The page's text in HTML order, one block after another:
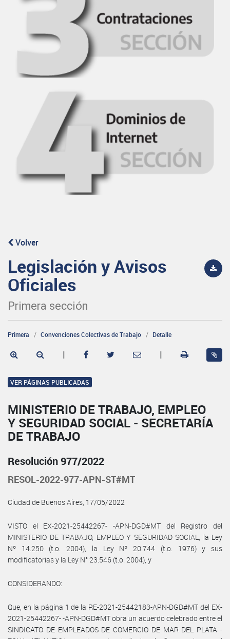
Volver
Legislación y Avisos
Oficiales
Primera sección
Primera Convenciones Colectivas de Trabajo Detalle
| |
VER PÁGINAS PUBLICADAS
MINISTERIO DE TRABAJO, EMPLEO
Y SEGURIDAD SOCIAL - SECRETARÍA
DE TRABAJO
Resolución 977/2022
RESOL-2022-977-APN-ST#MT
Ciudad de Buenos Aires, 17/05/2022
VISTO el EX-2021-25442267- -APN-DGD#MT del Registro del
MINISTERIO DE TRABAJO, EMPLEO Y SEGURIDAD SOCIAL, la Ley
Nº 14.250 (t.o. 2004), la Ley Nº 20.744 (t.o. 1976) y sus
modificatorias y la Ley N° 23.546 (t.o. 2004), y
CONSIDERANDO:
Que, en la página 1 de la RE-2021-25442183-APN-DGD#MT del EX-
2021-25442267- -APN-DGD#MT obra un acuerdo celebrado entre el
SINDICATO DE EMPLEADOS DE COMERCIO DE MAR DEL PLATA -